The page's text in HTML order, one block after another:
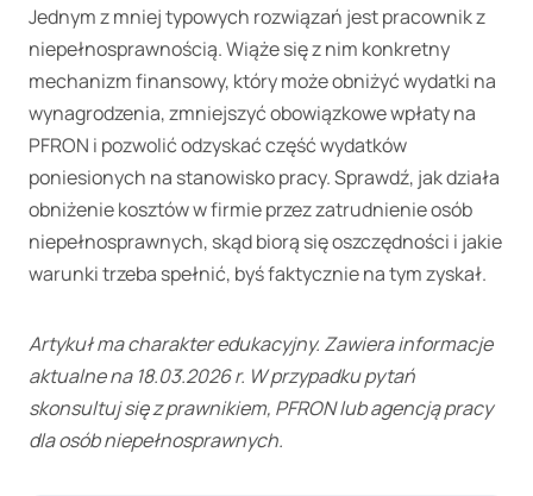
Jednym z mniej typowych rozwiązań jest pracownik z
niepełnosprawnością. Wiąże się z nim konkretny
mechanizm finansowy, który może obniżyć wydatki na
wynagrodzenia, zmniejszyć obowiązkowe wpłaty na
PFRON i pozwolić odzyskać część wydatków
poniesionych na stanowisko pracy. Sprawdź, jak działa
obniżenie kosztów w firmie przez zatrudnienie osób
niepełnosprawnych, skąd biorą się oszczędności i jakie
warunki trzeba spełnić, byś faktycznie na tym zyskał.
Artykuł ma charakter edukacyjny. Zawiera informacje
aktualne na 18.03.2026 r. W przypadku pytań
skonsultuj się z prawnikiem, PFRON lub agencją pracy
dla osób niepełnosprawnych.